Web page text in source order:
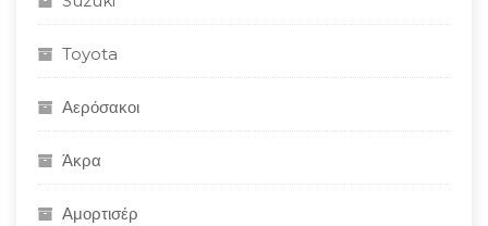
Toyota
Αερόσακοι
Άκρα
Αμορτισέρ